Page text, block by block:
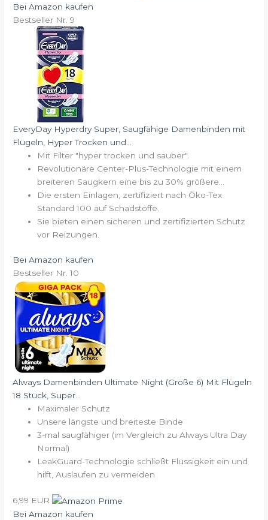
Bei Amazon kaufen
Bestseller Nr. 9
EveryDay Hyperdry Super, Saugfähige Damenbinden mit
Flügeln, Hyper Trocken und...
Mit Filter "hyper trocken und sauber".
Revolutionäre Center-Plus-Technologie mit einem
breiteren Saugkern eine bis zu 30% größere...
Die ersten Einlagen, zertifiziert nach Öko-Tex
Standard 100 auf Schadstoffe.
Sie bieten einen sicheren und zertifizierten Schutz
vor Reizungen.
Bei Amazon kaufen
Bestseller Nr. 10
Always Damenbinden Ultimate Night (Größe 6) Mit Flügeln
18 Stück, Super...
Maximaler Schutz
Unsere längste und breiteste Binde
3-mal saugfähiger (im Vergleich zu Always Ultra Day
Normal)
LeakGuard-Technologie schließt Flüssigkeit ein und
hilft, Auslaufen zu vermeiden
6,99 EUR
Bei Amazon kaufen